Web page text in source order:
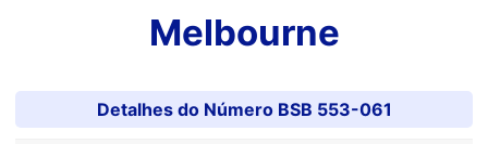
Melbourne
Detalhes do Número BSB 553-061